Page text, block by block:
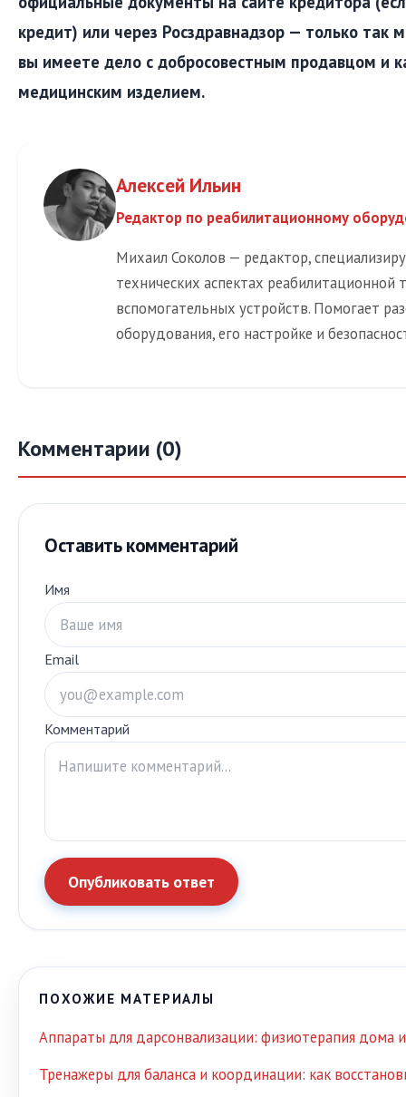
кредит) или через Росздравнадзор — только так
вы имеете дело с добросовестным продавцом и
медицинским изделием.
Алексей Ильин
Редактор по реабилитационному
Михаил Соколов — редактор,
технических аспектах реабилитационной
вспомогательных устройств. Помогает
оборудования, его настройке и
Комментарии (0)
Оставить комментарий
Имя
Email
Комментарий
Опубликовать ответ
ПОХОЖИЕ МАТЕРИАЛЫ
Аппараты для дарсонвализации: физиотерапия дома
Тренажеры для баланса и координации: как